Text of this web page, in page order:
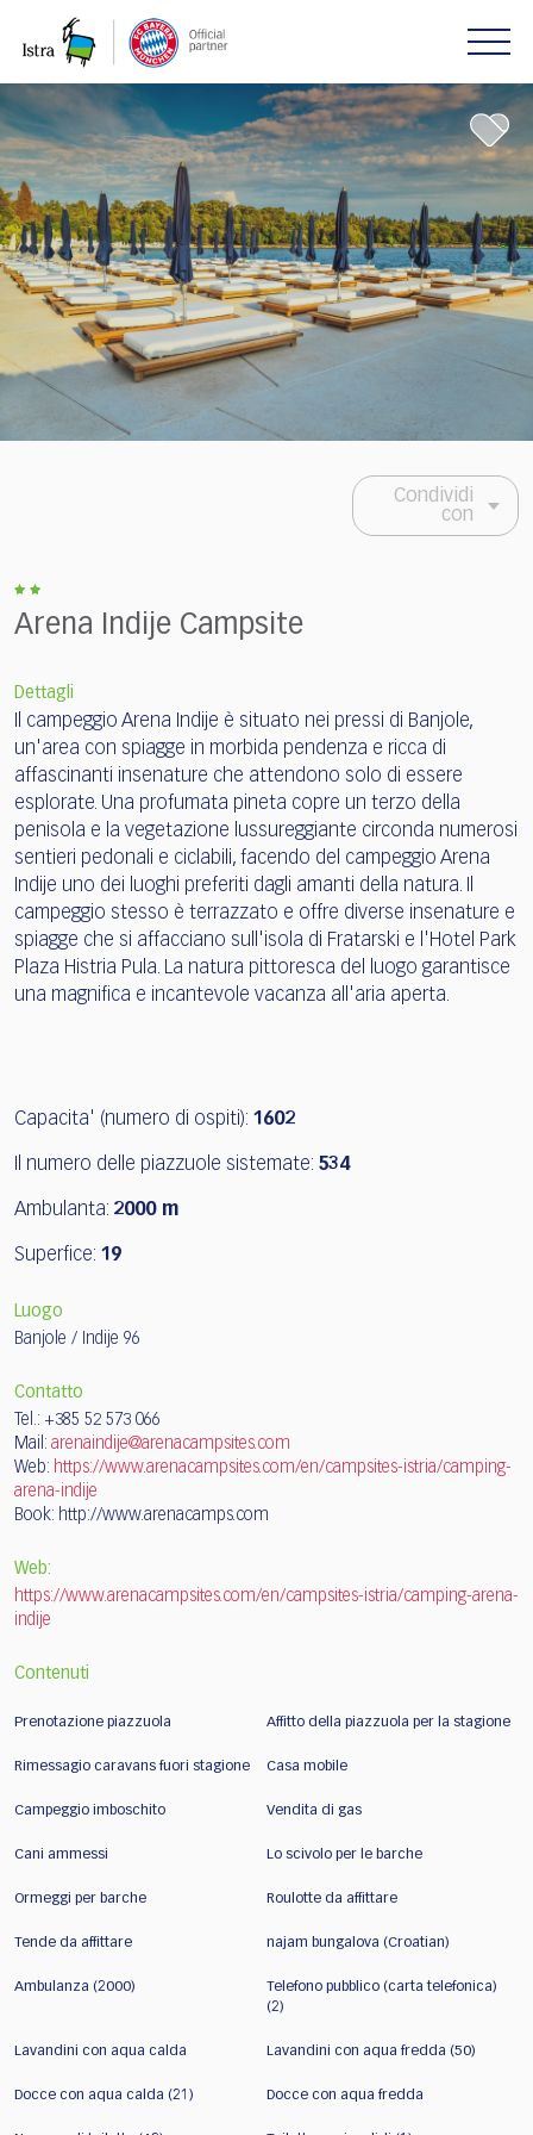
note:
website
includes
an
accessibility
system.
Condividi
con
Arena Indije Campsite
Dettagli
Il campeggio Arena Indije è situato nei pressi di Banjole,
un'area con spiagge in morbida pendenza e ricca di
affascinanti insenature che attendono solo di essere
esplorate. Una profumata pineta copre un terzo della
penisola e la vegetazione lussureggiante circonda numerosi
sentieri pedonali e ciclabili, facendo del campeggio Arena
Indije uno dei luoghi preferiti dagli amanti della natura. Il
campeggio stesso è terrazzato e offre diverse insenature e
spiagge che si affacciano sull'isola di Fratarski e l'Hotel Park
Plaza Histria Pula. La natura pittoresca del luogo garantisce
una magnifica e incantevole vacanza all'aria aperta.
Capacita' (numero di ospiti): 1602
Il numero delle piazzuole sistemate: 534
Ambulanta: 2000 m
Superfice: 19
Luogo
Banjole / Indije 96
Contatto
Tel.: +385 52 573 066
Mail: arenaindije@arenacampsites.com
Web: https://www.arenacampsites.com/en/campsites-istria/camping-
arena-indije
Book: http://www.arenacamps.com
Web:
https://www.arenacampsites.com/en/campsites-istria/camping-arena-
indije
Contenuti
Prenotazione piazzuola Affitto della piazzuola per la stagione
Rimessagio caravans fuori stagione Casa mobile
Campeggio imboschito Vendita di gas
Cani ammessi Lo scivolo per le barche
Ormeggi per barche Roulotte da affittare
Tende da affittare najam bungalova (Croatian)
Ambulanza (2000)
Telefono pubblico (carta telefonica)
(2)
Lavandini con aqua calda Lavandini con aqua fredda (50)
Docce con aqua calda (21) Docce con aqua fredda